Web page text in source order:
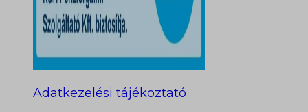
Adatkezelési tájékoztató